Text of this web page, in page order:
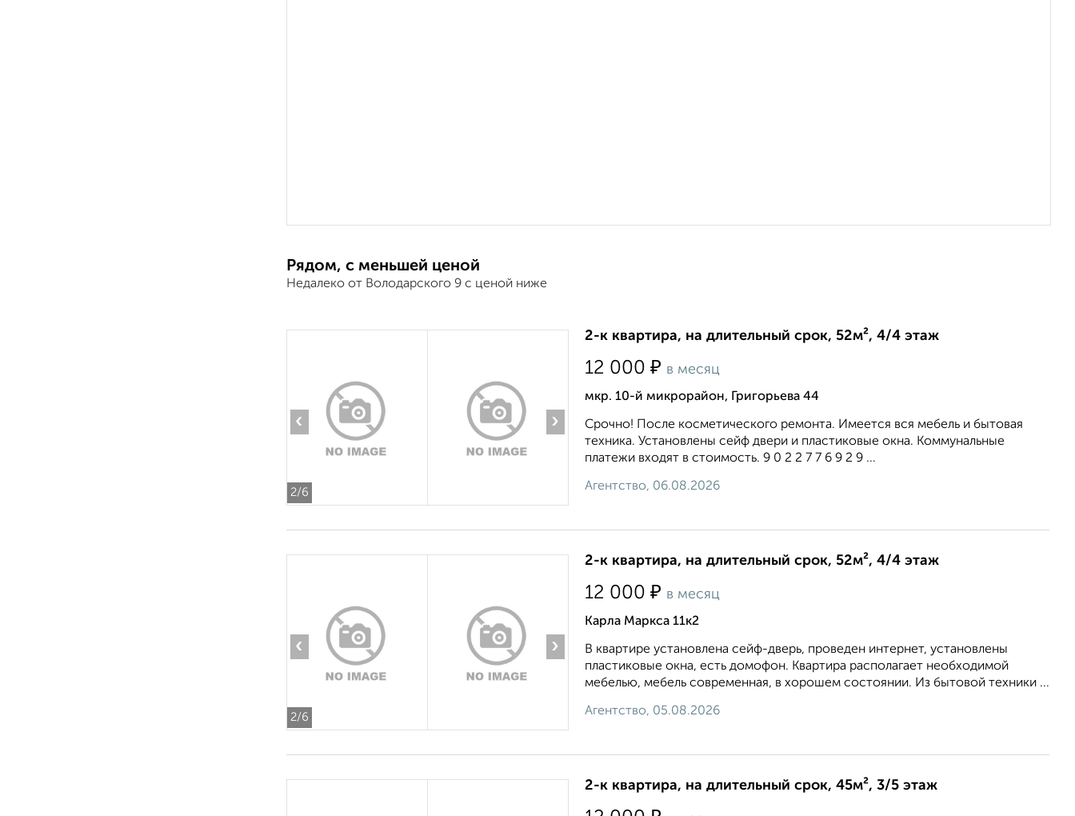
Рядом, с меньшей ценой
Недалеко от Володарского 9 с ценой ниже
2/6
‹ ›
2-к квартира, на длительный срок, 52м², 4/4 этаж
12 000 ₽ в месяц
мкр. 10-й микрорайон, Григорьева 44
Срочно! После косметического ремонта. Имеется вся мебель и бытовая
техника. Установлены сейф двери и пластиковые окна. Коммунальные
платежи входят в стоимость. 9 0 2 2 7 7 6 9 2 9 ...
Агентство, 06.08.2026
2/6
‹ ›
2-к квартира, на длительный срок, 52м², 4/4 этаж
12 000 ₽ в месяц
Карла Маркса 11к2
В квартире установлена сейф-дверь, проведен интернет, установлены
пластиковые окна, есть домофон. Квартира располагает необходимой
мебелью, мебель современная, в хорошем состоянии. Из бытовой техники ...
Агентство, 05.08.2026
2-к квартира, на длительный срок, 45м², 3/5 этаж